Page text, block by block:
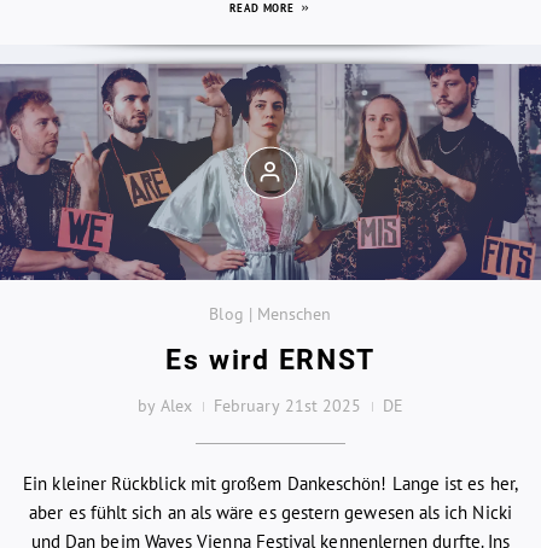
READ MORE
Blog | Menschen
Es wird ERNST
by Alex February 21st 2025 DE
Ein kleiner Rückblick mit großem Dankeschön! Lange ist es her,
aber es fühlt sich an als wäre es gestern gewesen als ich Nicki
und Dan beim Waves Vienna Festival kennenlernen durfte. Ins